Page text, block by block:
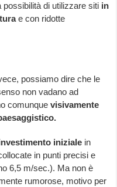
possibilità di utilizzare siti in
e con ridotte
possiamo dire che le
non vadano ad
comunquevisivamente
iniziale in
in punti precisi e
6,5 m/sec.). Ma non è
rumorose, motivo per